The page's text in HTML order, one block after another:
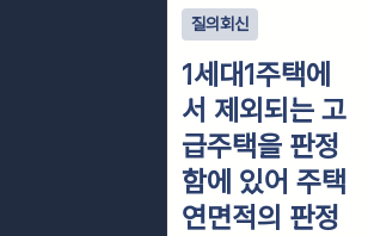
질의회신
1세대1주택에
서 제외되는 고
급주택을 판정
함에 있어 주택
연면적의 판정